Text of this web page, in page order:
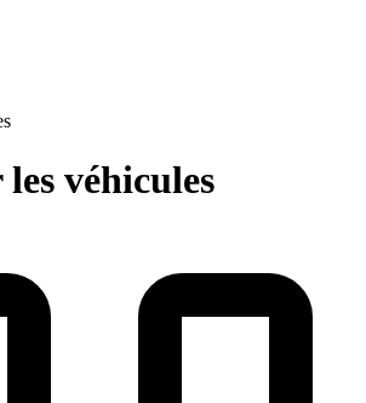
véhicules